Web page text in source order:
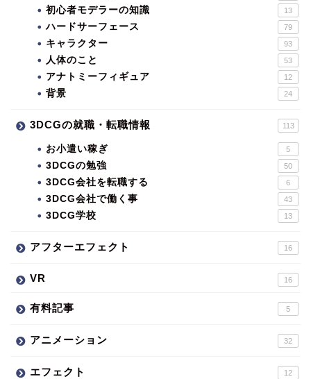
初心者モデラーの知識 13
ハードサーフェース 79
キャラクター 93
人体のこと 53
アナトミーフィギュア 12
背景 24
3DCGの就職・転職情報 113
お小遣い稼ぎ 5
3DCGの勉強 50
3DCG会社を転職する 6
3DCG会社で働く事 43
3DCG学校 13
アフターエフェクト 16
VR 16
有料記事 5
アニメーション 32
エフェクト 12